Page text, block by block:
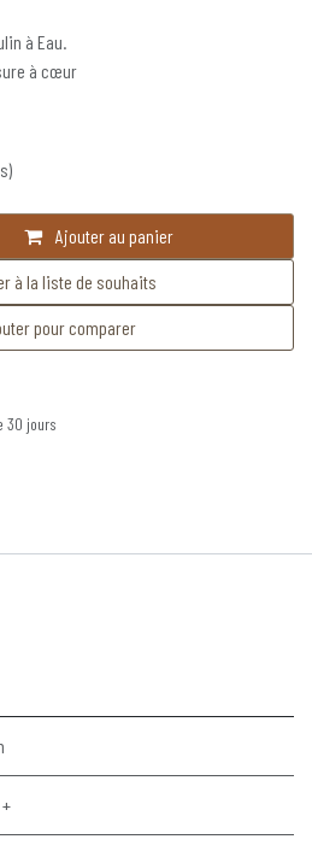
à Eau.
à cœur
Ajouter au panier
pour comparer
à la liste de souhaits
30 jours